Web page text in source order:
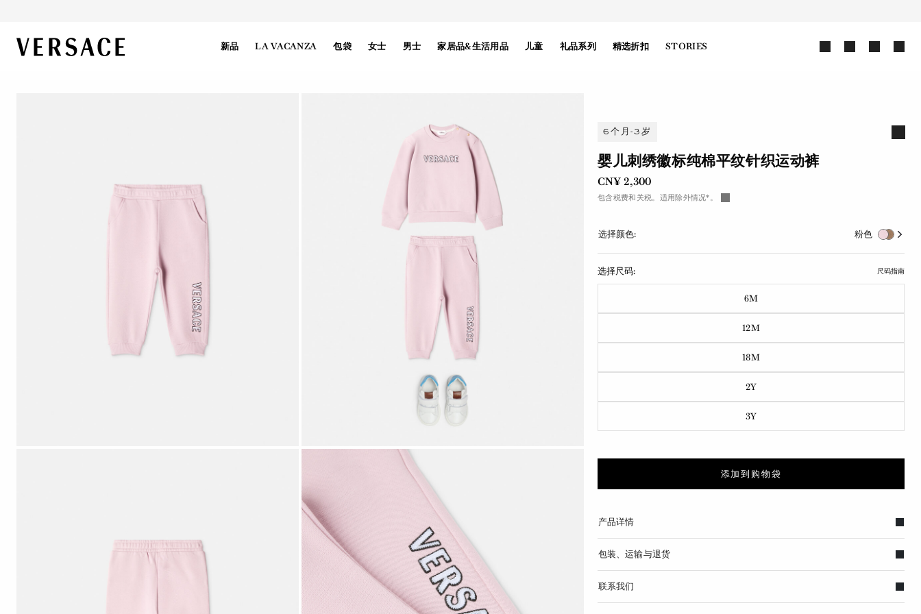
VERSACE | 主页 新品 LA VACANZA 包袋 女士 男士 家居品&生活用品 儿童 礼品系列 精选折扣 STORIES
6个月-3岁
婴儿刺绣徽标纯棉平纹针织运动裤
CN¥ 2,300
包含税费和关税。适用除外情况*。
选择颜色: 粉色
选择尺码: 尺码指南
6M
12M
18M
2Y
3Y
添加到购物袋
产品详情
包装、运输与退货
联系我们